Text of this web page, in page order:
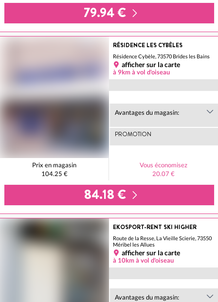
79.94 €
RÉSIDENCE LES CYBÈLES
Résidence Cybèle, 73570 Brides les Bains
afficher sur la carte
à 9km à vol d'oiseau
Avantages du magasin:
PROMOTION
Prix en magasin
104.25 €
Vous économisez
20.07 €
84.18 €
EKOSPORT-RENT SKI HIGHER
Route de la Resse, La Vieille Scierie, 73550
Méribel les Allues
afficher sur la carte
à 10km à vol d'oiseau
Avantages du magasin: